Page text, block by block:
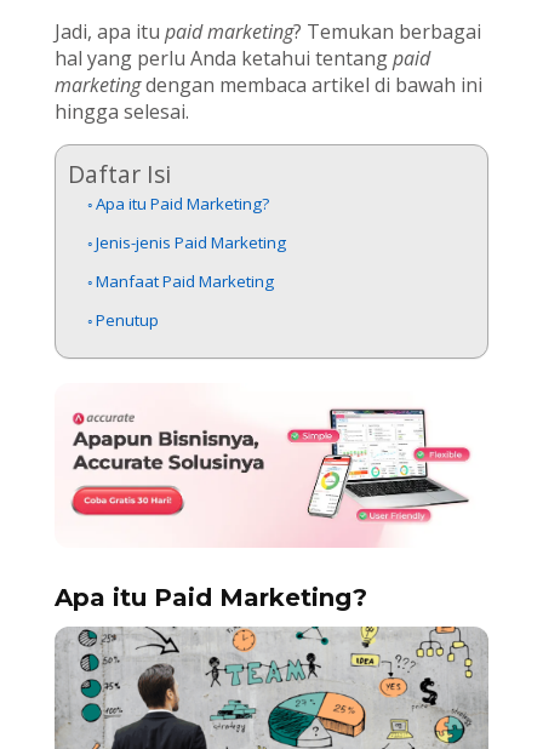
Jadi, apa itu paid marketing? Temukan berbagai
hal yang perlu Anda ketahui tentangpaid
marketingdengan membaca artikel di bawah ini
hingga selesai.
Daftar Isi
Apa itu Paid Marketing?
Jenis-jenis Paid Marketing
Manfaat Paid Marketing
Penutup
Apa itu Paid Marketing?